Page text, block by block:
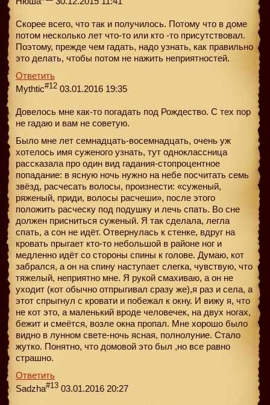
Скорее всего, что так и получилось. Потому что в доме
потом несколько лет что-то или кто -то присутствовал.
Поэтому, прежде чем гадать, надо узнать, как правильно
это делать, чтобы потом не нажить неприятностей.
Ответить
Mythtic#12 03.01.2016 19:35
Довелось мне как-то погадать под Рождество. С тех пор
не гадаю и вам не советую.
Было мне лет семнадцать-восемнадцать, очень уж
хотелось имя суженого узнать, тут одноклассница
рассказала про один вид гадания-стопроцентное
попадание: в ясную ночь нужно на небе посчитать семь
звёзд, расчесать волосы, произнести: «суженый,
ряженый, приди, волосы расчеши», после этого
положить расческу под подушку и лечь спать. Во сне
должен присниться суженый. Я так сделала, легла
спать, а сон не идёт. Отвернулась к стенке, вдруг на
кровать прыгает кто-то небольшой в районе ног и
медленно идёт со стороны спины к голове. Думаю, кот
забрался, а он на спину наступает слегка, чувствую, что
тяжелый, неприятно мне. Я рукой смахиваю, а он не
уходит (кот обычно отпрыгивал сразу же),я раз и села, а
этот спрыгнул с кровати и побежал к окну. И вижу я, что
не кот это, а маленький вроде человечек, на двух ногах,
бежит и смеётся, возле окна пропал. Мне хорошо было
видно в лунном свете-ночь ясная, полнолуние. Стало
жутко. Понятно, что домовой это был ,но все равно
страшно.
Ответить
Sadzha#13 03.01.2016 20:27